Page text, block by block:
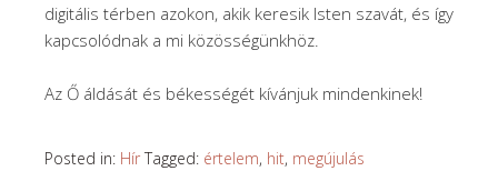
digitális térben azokon, akik keresik Isten szavát, és így
kapcsolódnak a mi közösségünkhöz.
Az Ő áldását és békességét kívánjuk mindenkinek!
Posted in: Hír Tagged: értelem, hit, megújulás